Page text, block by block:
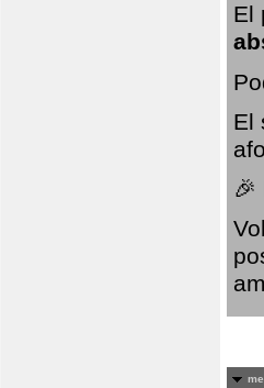
El
El
🎉